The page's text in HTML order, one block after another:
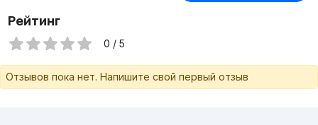
Рейтинг
0 / 5
Отзывов пока нет. Напишите свой первый отзыв